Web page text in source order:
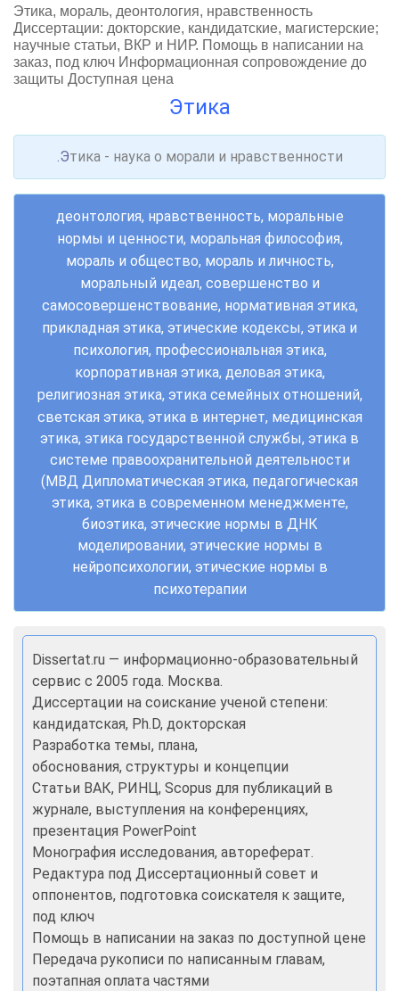
Этика, мораль, деонтология, нравственность
Диссертации: докторские, кандидатские, магистерские;
научные статьи, ВКР и НИР. Помощь в написании на
заказ, под ключ Информационная сопровождение до
защиты Доступная цена
Этика
.Этика - наука о морали и нравственности
деонтология, нравственность, моральные
нормы и ценности, моральная философия,
мораль и общество, мораль и личность,
моральный идеал, совершенство и
самосовершенствование, нормативная этика,
прикладная этика, этические кодексы, этика и
психология, профессиональная этика,
корпоративная этика, деловая этика,
религиозная этика, этика семейных отношений,
светская этика, этика в интернет, медицинская
этика, этика государственной службы, этика в
системе правоохранительной деятельности
(МВД Дипломатическая этика, педагогическая
этика, этика в современном менеджменте,
биоэтика, этические нормы в ДНК
моделировании, этические нормы в
нейропсихологии, этические нормы в
психотерапии
Dissertat.ru — информационно-образовательный
сервис с 2005 года. Москва.
Диссертации на соискание ученой степени:
кандидатская, Ph.D, докторская
Разработка темы, плана,
обоснования, структуры и концепции
Статьи ВАК, РИНЦ, Scopus для публикаций в
журнале, выступления на конференциях,
презентация PowerPoint
Монография исследования, автореферат.
Редактура под Диссертационный совет и
оппонентов, подготовка соискателя к защите,
под ключ
Помощь в написании на заказ по доступной цене
Передача рукописи по написанным главам,
поэтапная оплата частями